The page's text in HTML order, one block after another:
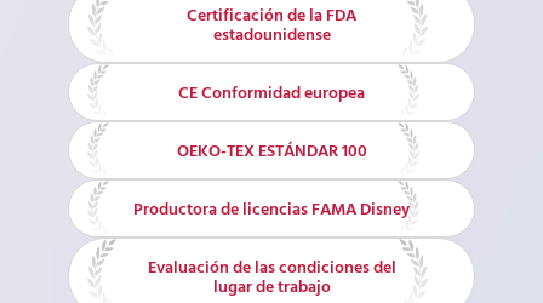
Certificación de la FDA
estadounidense
CE Conformidad europea
OEKO-TEX ESTÁNDAR 100
Productora de licencias FAMA Disney
Evaluación de las condiciones del
lugar de trabajo